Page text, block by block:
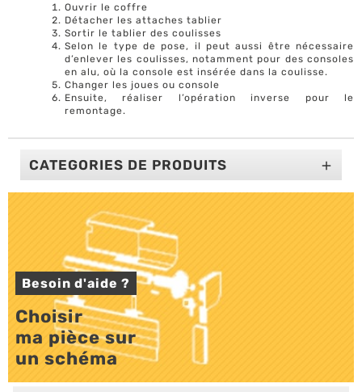
Ouvrir le coffre
Détacher les attaches tablier
Sortir le tablier des coulisses
Selon le type de pose, il peut aussi être nécessaire
d’enlever les coulisses, notamment pour des consoles
en alu, où la console est insérée dans la coulisse.
Changer les joues ou console
Ensuite, réaliser l’opération inverse pour le
remontage.
CATEGORIES DE PRODUITS 
Besoin d'aide ?
Choisir
ma pièce sur
un schéma